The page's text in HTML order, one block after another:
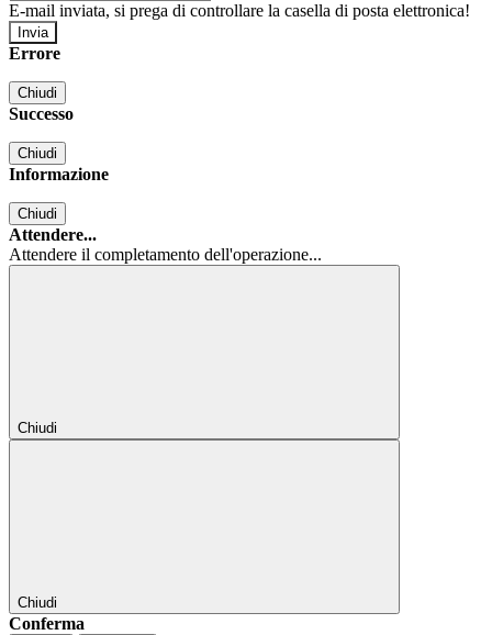
E-mail inviata, si prega di controllare la casella di posta elettronica!
Errore
Chiudi
Successo
Chiudi
Informazione
Chiudi
Attendere...
Attendere il completamento dell'operazione...
Chiudi
Chiudi
Conferma